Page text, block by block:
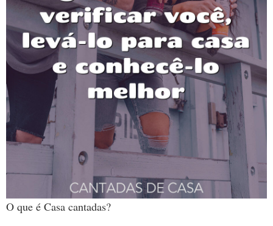
O que é Casa cantadas?